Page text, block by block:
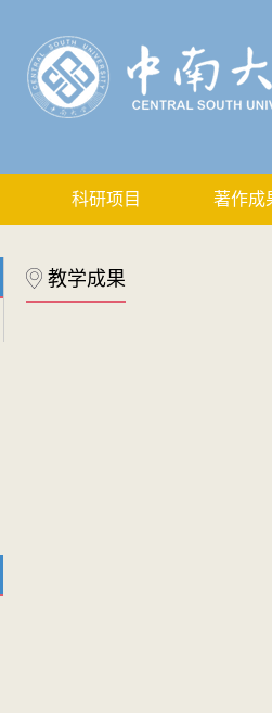
科研项目 著作成
教学成果